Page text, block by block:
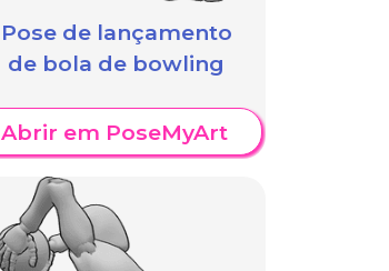
Pose de lançamento
de bola de bowling
Abrir em PoseMyArt